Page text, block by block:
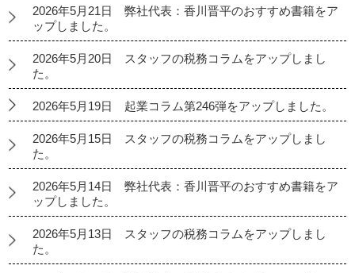
2026年5月21日 弊社代表：香川晋平のおすすめ書籍をア
ップしました。
2026年5月20日 スタッフの税務コラムをアップしまし
た。
2026年5月19日 起業コラム第246弾をアップしました。
2026年5月15日 スタッフの税務コラムをアップしまし
た。
2026年5月14日 弊社代表：香川晋平のおすすめ書籍をア
ップしました。
2026年5月13日 スタッフの税務コラムをアップしまし
た。